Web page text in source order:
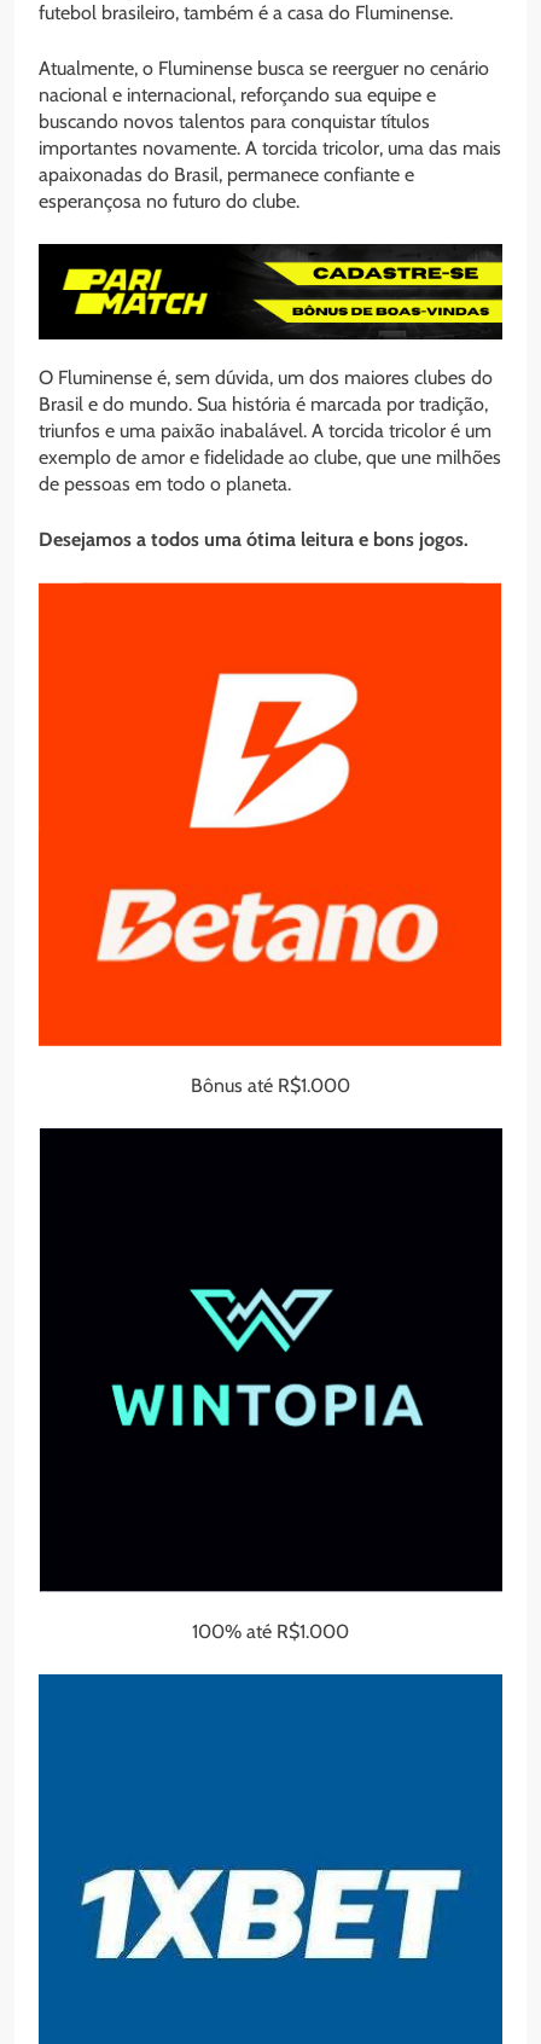
futebol brasileiro, também é a casa do Fluminense.
Atualmente, o Fluminense busca se reerguer no cenário
nacional e internacional, reforçando sua equipe e
buscando novos talentos para conquistar títulos
importantes novamente. A torcida tricolor, uma das mais
apaixonadas do Brasil, permanece confiante e
esperançosa no futuro do clube.
O Fluminense é, sem dúvida, um dos maiores clubes do
Brasil e do mundo. Sua história é marcada por tradição,
triunfos e uma paixão inabalável. A torcida tricolor é um
exemplo de amor e fidelidade ao clube, que une milhões
de pessoas em todo o planeta.
Desejamos a todos uma ótima leitura e bons jogos.
Bônus até R$1.000
100% até R$1.000